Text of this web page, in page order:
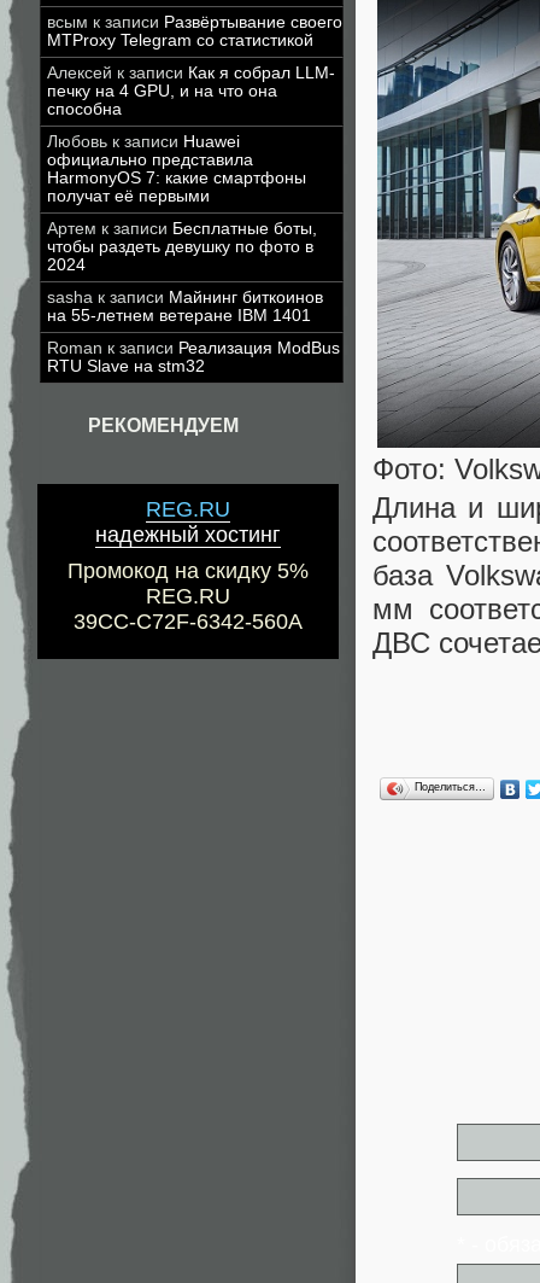
всым к записи Развёртывание своего
MTProxy Telegram со статистикой
Алексей к записи Как я собрал LLM-
печку на 4 GPU, и на что она
способна
Любовь к записи Huawei
официально представила
HarmonyOS 7: какие смартфоны
получат её первыми
Артем к записи Бесплатные боты,
чтобы раздеть девушку по фото в
2024
sasha к записи Майнинг биткоинов
на 55-летнем ветеране IBM 1401
Roman к записи Реализация ModBus
RTU Slave на stm32
РЕКОМЕНДУЕМ
REG.RU
надежный хостинг
Промокод на скидку 5%
REG.RU
39CC-C72F-6342-560A
Фото:
Длина и
база
мм
ДВС
Поделиться…